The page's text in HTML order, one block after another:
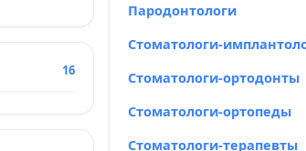
16
Пародонтологи
Стоматологи-
Стоматологи-ортодонты
Стоматологи-ортопеды
Стоматологи-терапевты